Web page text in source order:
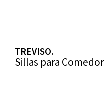
TREVISO.
Sillas para Comedor